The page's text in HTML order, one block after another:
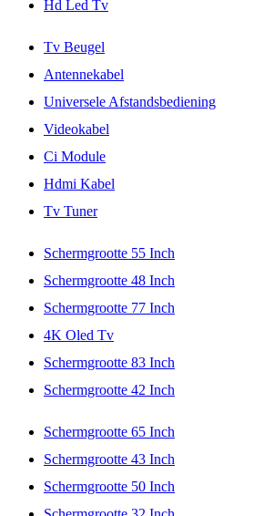
Hd Led Tv
Tv Beugel
Antennekabel
Universele Afstandsbediening
Videokabel
Ci Module
Hdmi Kabel
Tv Tuner
Schermgrootte 55 Inch
Schermgrootte 48 Inch
Schermgrootte 77 Inch
4K Oled Tv
Schermgrootte 83 Inch
Schermgrootte 42 Inch
Schermgrootte 65 Inch
Schermgrootte 43 Inch
Schermgrootte 50 Inch